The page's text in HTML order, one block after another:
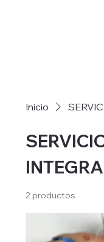
Inicio
2 productos